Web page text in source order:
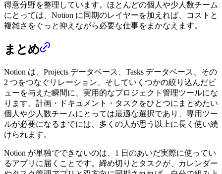
得意分野を整理しています。ほとんどの個人や少人数チーム
にとっては、Notion に同期のレイヤーを加えれば、コストと
複雑さをぐっと抑えながら必要な仕事をまかなえます。
まとめ
Notion は、Projects データベース、Tasks データベース、その
2 つをつなぐリレーション、そしていくつかの絞り込んだビ
ューを与えた瞬間に、実用的なプロジェクト管理ツールにな
ります。計画・ドキュメント・タスクをひとつにまとめたい
個人や少人数チームにとっては最適な選択であり、専用ツー
ルが必要になるまでには、多くの人が思う以上に長く使い続
けられます。
Notion が単独でできないのは、1 日のあいだ実際に使ってい
るアプリに届くことです。締め切りとタスクが、カレンダー